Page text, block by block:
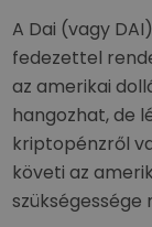
A Dai (vagy
fedezettel
az amerikai
hangozhat, de
kriptopénzről
követi az
szükségessége